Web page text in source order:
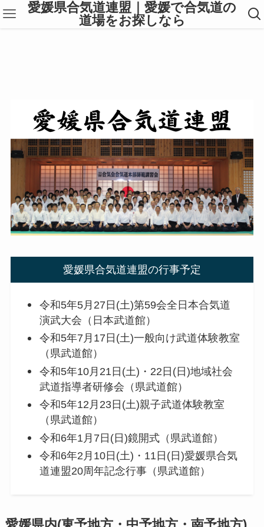
愛媛県合気道連盟｜愛媛で合気道の
道場をお探しなら
愛媛県合気道連盟の行事予定
令和5年5月27日(土)第59会全日本合気道
演武大会（日本武道館）
令和5年7月17日(土)一般向け武道体験教室
（県武道館）
令和5年10月21日(土)・22日(日)地域社会
武道指導者研修会（県武道館）
令和5年12月23日(土)親子武道体験教室
（県武道館）
令和6年1月7日(日)鏡開式（県武道館）
令和6年2月10日(土)・11日(日)愛媛県合気
道連盟20周年記念行事（県武道館）